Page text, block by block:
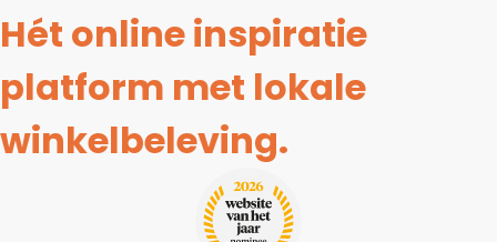
Hét online inspiratie
platform met lokale
winkelbeleving.